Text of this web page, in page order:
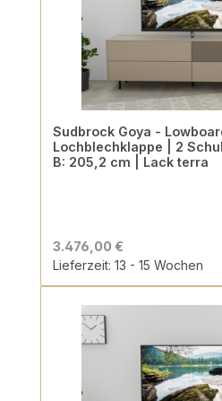
Sudbrock Goya -
Lochblechklappe | 2
B: 205,2 cm | Lack terra
3.476,00 €
Lieferzeit: 13 - 15 Wochen